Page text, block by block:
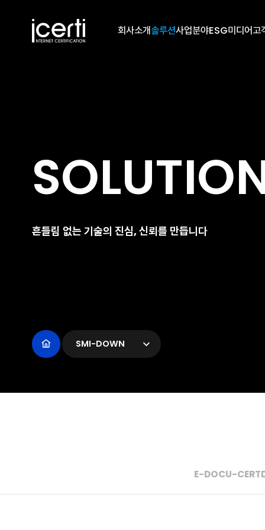
회사소개솔루션사업분야ESG미디어고
흔들림 없는 기술의 진심, 신뢰를 만듭니다
SMI-DOWN
E-DOCU-CERT